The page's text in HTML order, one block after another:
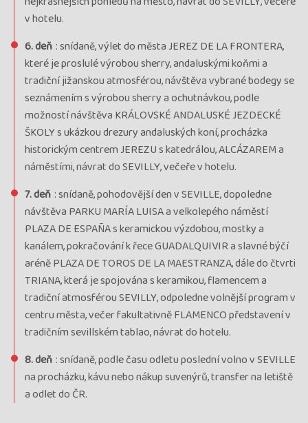
v hotelu.
6. deň : snídaně, výlet do města JEREZ DE LA FRONTERA,
které je proslulé výrobou sherry, andaluskými koňmi a
tradiční jižanskou atmosférou, návštěva vybrané bodegy se
seznámením s výrobou sherry a ochutnávkou, podle
možností návštěva KRÁLOVSKÉ ANDALUSKÉ JEZDECKÉ
ŠKOLY s ukázkou drezury andaluských koní, procházka
historickým centrem JEREZU s katedrálou, ALCÁZAREM a
náměstími, návrat do SEVILLY, večeře v hotelu.
7. deň : snídaně, pohodovější den v SEVILLE, dopoledne
návštěva PARKU MARÍA LUISA a velkolepého náměstí
PLAZA DE ESPAÑA s keramickou výzdobou, mostky a
kanálem, pokračování k řece GUADALQUIVIR a slavné býčí
aréně PLAZA DE TOROS DE LA MAESTRANZA, dále do čtvrti
TRIANA, která je spojována s keramikou, flamencem a
tradiční atmosférou SEVILLY, odpoledne volnější program v
centru města, večer fakultativně FLAMENCO představení v
tradičním sevillském tablao, návrat do hotelu.
8. deň : snídaně, podle času odletu poslední volno v SEVILLE
na procházku, kávu nebo nákup suvenýrů, transfer na letiště
a odlet do ČR.